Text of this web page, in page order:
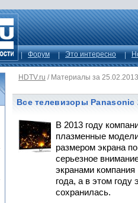
Форум Это интересно
HDTV.ru / Материалы за 25.02.2013
Все телевизоры Panasonic
В 2013 году
плазменные
размером экрана
серьезное
экранами
года, а в этом году
сохранилась.